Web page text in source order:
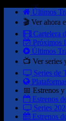
Últimos
🎬 Ver ahora
Cartelera
Próximos
Últimos
📺 Ver series
Series de
📅 Estrenos
Estrenos
Series
Estrenos